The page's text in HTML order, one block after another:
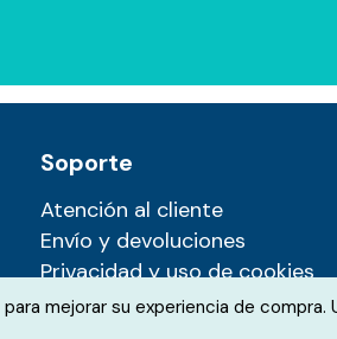
Soporte
Atención al cliente
Envío y devoluciones
Privacidad y uso de cookies
mejorar su experiencia de